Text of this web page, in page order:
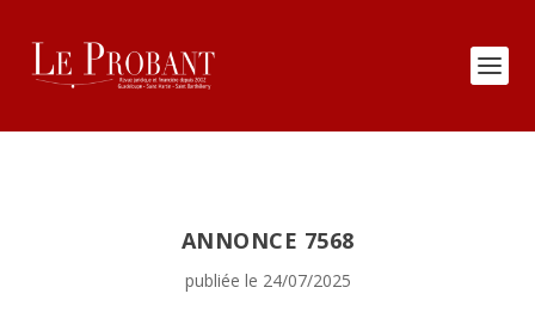
ANNONCE 7568
publiée le 24/07/2025